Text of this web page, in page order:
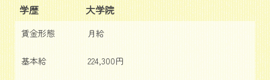
学歴
大学院
賃金形態 月給
基本給 224,300円